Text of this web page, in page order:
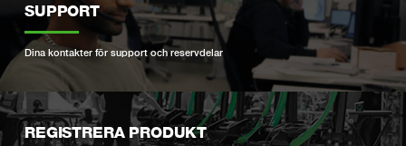
SUPPORT
Dina kontakter för support och reservdelar
REGISTRERA PRODUKT